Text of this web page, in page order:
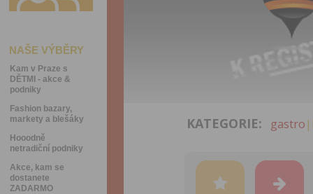
NAŠE VÝBĚRY
Kam v Praze s
DĚTMI - akce &
podniky
Fashion bazary,
markety a blešáky
Hooodně
netradiční podniky
Akce, kam se
dostanete
ZADARMO
KATEGORIE: gastro